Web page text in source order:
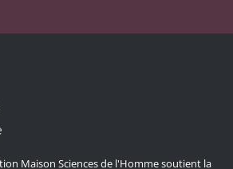
Maison Sciences de l'Homme soutient la